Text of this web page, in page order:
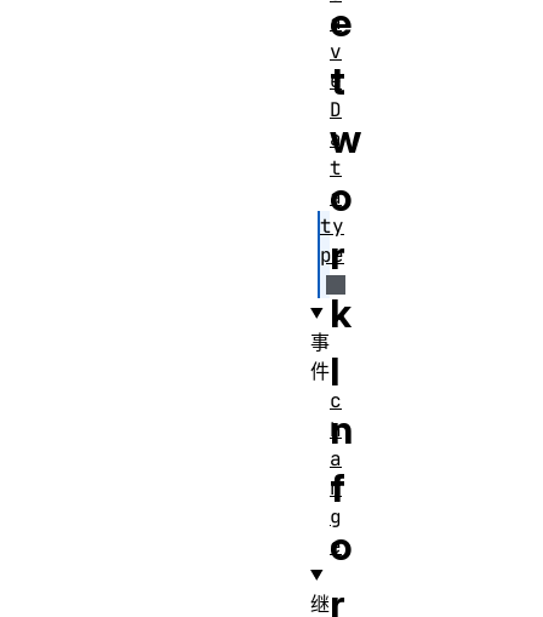
e
t
w
o
r
k
I
n
f
o
r
a
v
e
D
a
t
a
ty
pe
事
件
c
h
a
n
g
e
继